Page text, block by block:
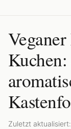
Zuletzt aktualisiert: